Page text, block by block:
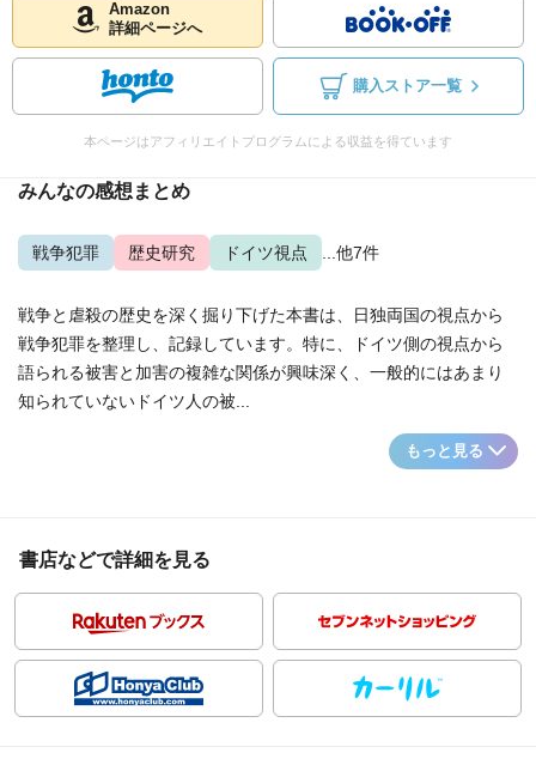
Amazon
詳細ページへ
購入ストア一覧
本ページはアフィリエイトプログラムによる収益を得ています
みんなの感想まとめ
戦争犯罪 歴史研究 ドイツ視点 ...他7件
戦争と虐殺の歴史を深く掘り下げた本書は、日独両国の視点から
戦争犯罪を整理し、記録しています。特に、ドイツ側の視点から
語られる被害と加害の複雑な関係が興味深く、一般的にはあまり
知られていないドイツ人の被...
もっと見る
書店などで詳細を見る